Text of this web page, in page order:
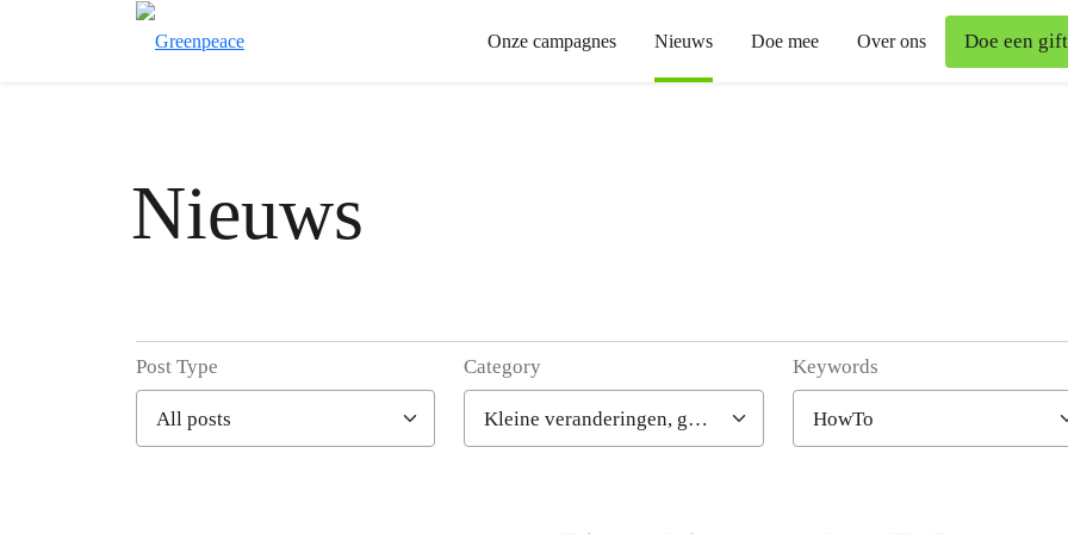
Onze campagnes Nieuws Doe mee Over ons Doe een gift
Nieuws
Filter posts
Post Type Category Keywords